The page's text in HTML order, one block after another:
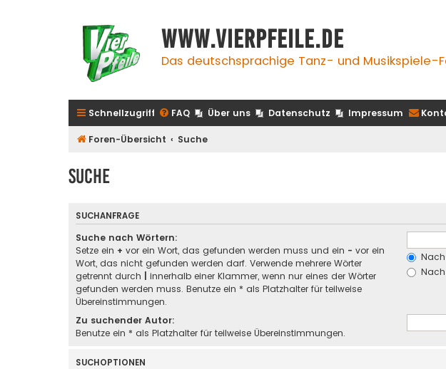
www.vierpfeile.de
Das deutschsprachige Tanz- und Musikspiele-
Schnellzugriff FAQ Über uns Datenschutz Impressum
Foren-Übersicht Suche
Suche
SUCHANFRAGE
Suche nach Wörtern:
Setze ein + vor ein Wort, das gefunden werden muss und ein - vor ein
Wort, das nicht gefunden werden darf. Verwende mehrere Wörter
getrennt durch
innerhalb einer Klammer, wenn nur eines der Wörter
gefunden werden muss. Benutze ein * als Platzhalter für teilweise
Übereinstimmungen.
Zu suchender Autor:
Benutze ein * als Platzhalter für teilweise Übereinstimmungen.
SUCHOPTIONEN